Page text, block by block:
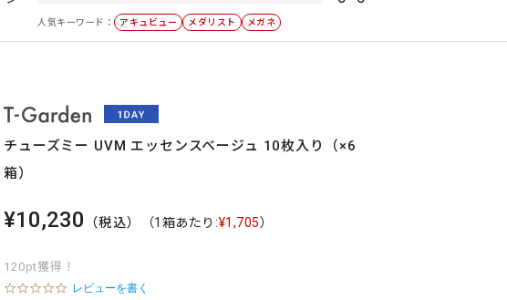
人気キーワード： アキュビュー メダリスト メガネ
チューズミー UVM エッセンスベージュ 10枚入り（×6
箱）
¥10,230 （税込） （1箱あたり:¥1,705）
120pt獲得！
0レビューを書く